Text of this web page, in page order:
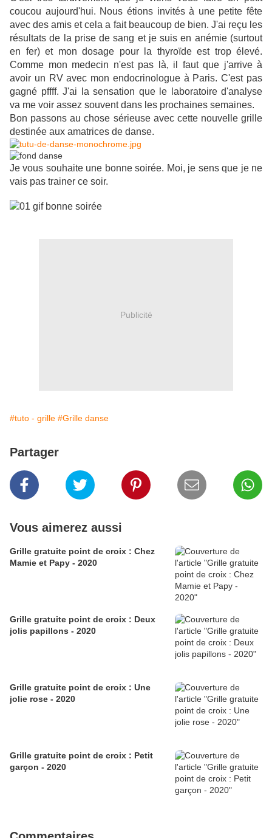
coucou aujourd'hui. Nous étions invités à une petite fête
avec des amis et cela a fait beaucoup de bien. J'ai reçu les
résultats de la prise de sang et je suis en anémie (surtout
en fer) et mon dosage pour la thyroïde est trop élevé.
Comme mon medecin n'est pas là, il faut que j'arrive à
avoir un RV avec mon endocrinologue à Paris. C'est pas
gagné pffff. J'ai la sensation que le laboratoire d'analyse
va me voir assez souvent dans les prochaines semaines.
Bon passons au chose sérieuse avec cette nouvelle grille
destinée aux amatrices de danse.
Je vous souhaite une bonne soirée. Moi, je sens que je ne
vais pas trainer ce soir.
Publicité
#tuto - grille #Grille danse
Partager
Vous aimerez aussi
Grille gratuite point de croix : Chez
Mamie et Papy - 2020
Grille gratuite point de croix : Deux
jolis papillons - 2020
Grille gratuite point de croix : Une
jolie rose - 2020
Grille gratuite point de croix : Petit
garçon - 2020